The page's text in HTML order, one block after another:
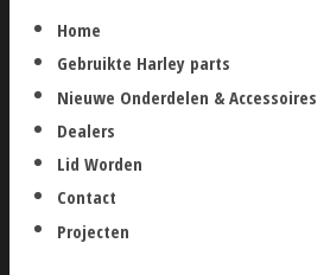
Home
Gebruikte Harley parts
Nieuwe Onderdelen & Accessoires
Dealers
Lid Worden
Contact
Projecten